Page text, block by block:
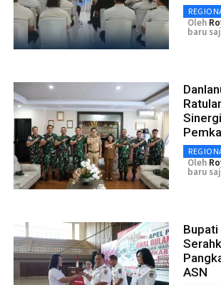
Oleh
baru
Oleh
baru
Bupati
ASN